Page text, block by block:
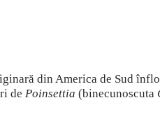
din America de Sud
de Poinsettia (binecunoscuta